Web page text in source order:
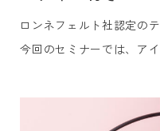
ロンネフェルト社認定の
今回のセミナーでは、ア
ティーに使えるオリジナ
す。オリジナルアイステ